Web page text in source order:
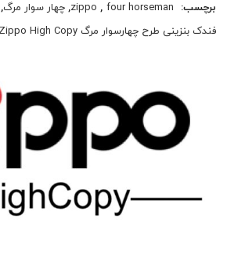
برچسب:
four horseman
,
zippo
,چهار سوار مرگ,
فندک بنزینی طرح چهار‌سوار مرگ Zippo High Copy